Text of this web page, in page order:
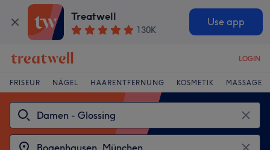
Treatwell
130K
Use app
LOGIN
FRISEUR NÄGEL HAARENTFERNUNG KOSMETIK MASSAGE